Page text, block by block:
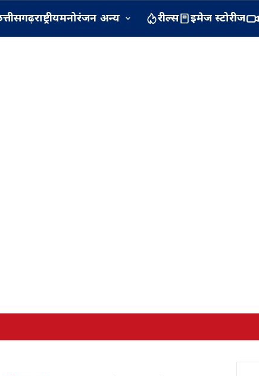
राष्ट्रीयमनोरंजन अन्य रील्स इमेज स्टोरीज